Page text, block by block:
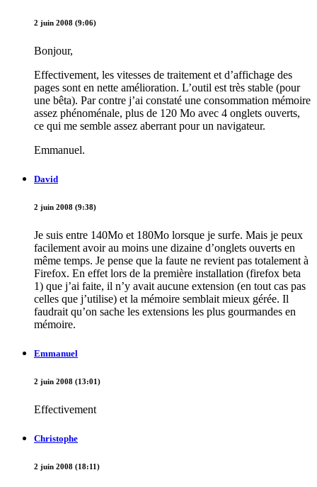
2 juin 2008 (9:06)
Bonjour,
Effectivement, les vitesses de traitement et d’affichage des
pages sont en nette amélioration. L’outil est très stable (pour
une bêta). Par contre j’ai constaté une consommation mémoire
assez phénoménale, plus de 120 Mo avec 4 onglets ouverts,
ce qui me semble assez aberrant pour un navigateur.
Emmanuel.
David
2 juin 2008 (9:38)
Je suis entre 140Mo et 180Mo lorsque je surfe. Mais je peux
facilement avoir au moins une dizaine d’onglets ouverts en
même temps. Je pense que la faute ne revient pas totalement à
Firefox. En effet lors de la première installation (firefox beta
1) que j’ai faite, il n’y avait aucune extension (en tout cas pas
celles que j’utilise) et la mémoire semblait mieux gérée. Il
faudrait qu’on sache les extensions les plus gourmandes en
mémoire.
Emmanuel
2 juin 2008 (13:01)
Effectivement
Christophe
2 juin 2008 (18:11)